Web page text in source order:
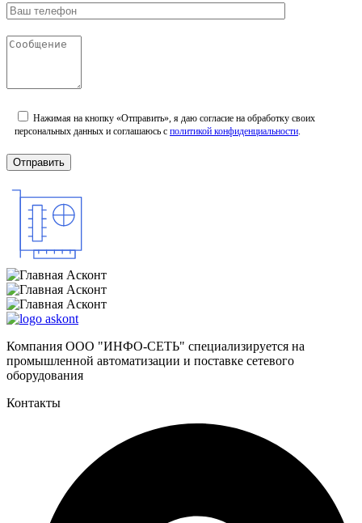
Нажимая на кнопку «Отправить», я даю согласие на обработку своих
персональных данных и соглашаюсь с политикой конфиденциальности.
Компания ООО "ИНФО-СЕТЬ" специализируется на
промышленной автоматизации и поставке сетевого
оборудования
Контакты